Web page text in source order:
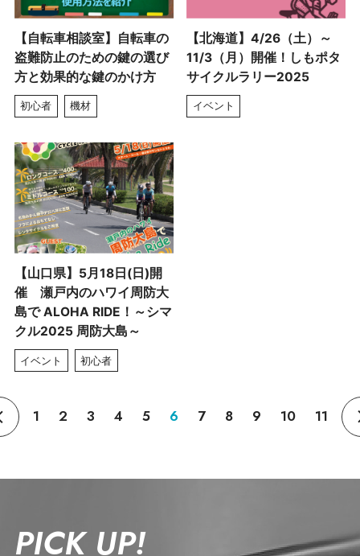
【自転車相談室】自転車の
盗難防止のための鍵の選び
方と効果的な鍵のかけ方
初心者 機材
【北海道】4/26（土）～
11/3（月）開催！しもポタ
サイクルラリー2025
イベント
【山口県】5月18日(日)開
催 瀬戸内のハワイ周防大
島で ALOHA RIDE！～シマ
クル2025 周防大島～
イベント 初心者
1 2 3 4 5 6 7 8 9 10 11
PICK UP!